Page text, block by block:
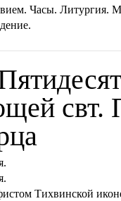
Часы.
свт.
Тихвинской